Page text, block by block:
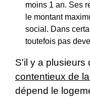
moins 1 an. Ses
le montant
social. Dans
toutefois pas
S'il y a plusieurs
contentieux de
dépend le